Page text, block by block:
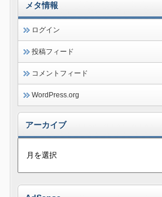
メタ情報
ログイン
投稿フィード
コメントフィード
WordPress.org
アーカイブ